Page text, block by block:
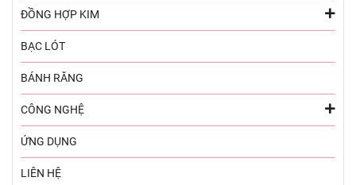
ĐỒNG HỢP KIM
BẠC LÓT
BÁNH RĂNG
CÔNG NGHỆ
ỨNG DỤNG
LIÊN HỆ